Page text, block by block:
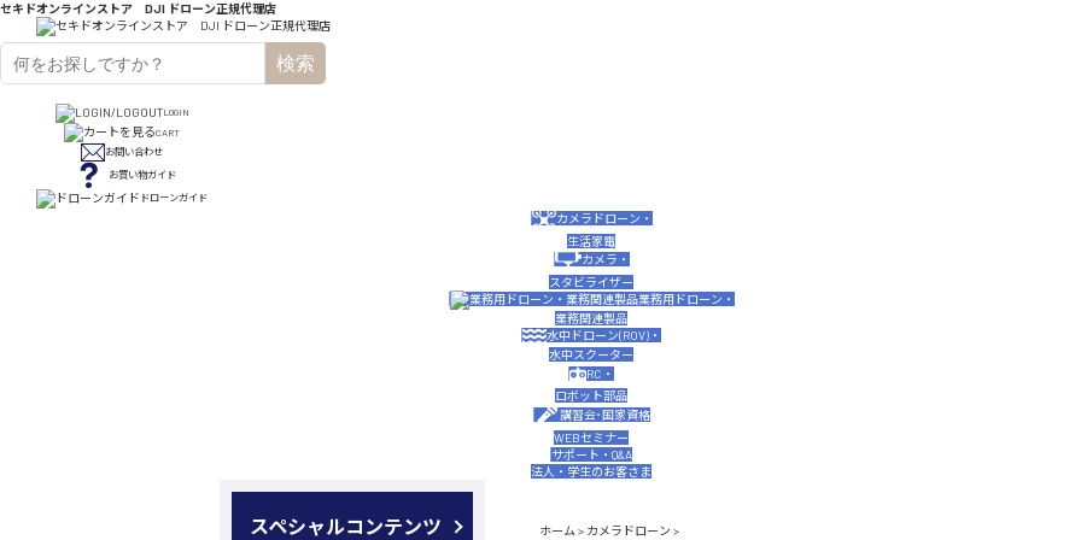
セキドオンラインストア DJI ドローン正規代理店
検索
LOGIN
CART
お問い合わせ
お買い物ガイド
ドローンガイド
カメラドローン・
生活家電
カメラ・
スタビライザー
業務用ドローン・
業務関連製品
水中ドローン(ROV)・
水中スクーター
RC・
ロボット部品
講習会･国家資格
WEBセミナー
サポート・Q&A
法人・学生のお客さま
スペシャルコンテンツ ホーム > カメラドローン >